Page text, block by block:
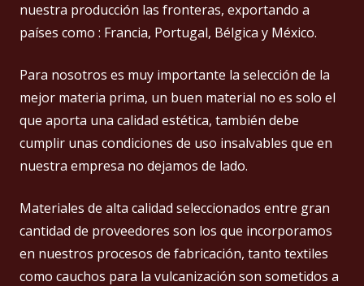
nuestra producción las fronteras, exportando a
países como : Francia, Portugal, Bélgica y México.
Para nosotros es muy importante la selección de la
mejor materia prima, un buen material no es solo el
que aporta una calidad estética, también debe
cumplir unas condiciones de uso insalvables que en
nuestra empresa no dejamos de lado.
Materiales de alta calidad seleccionados entre gran
cantidad de proveedores son los que incorporamos
en nuestros procesos de fabricación, tanto textiles
como cauchos para la vulcanización son sometidos a